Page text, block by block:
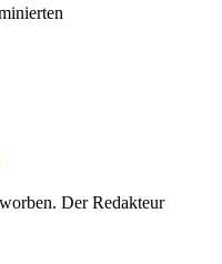
Der Redakteur